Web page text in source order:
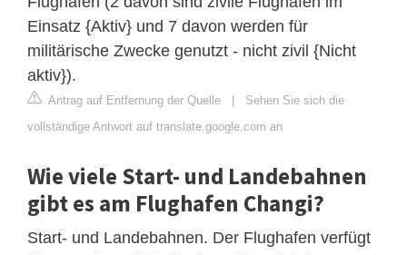
Einsatz {Aktiv} und 7 davon werden für
militärische Zwecke genutzt - nicht zivil {Nicht
aktiv}).
Antrag auf Entfernung der Quelle | Sehen Sie sich die
vollständige Antwort auf translate.google.com an
Wie viele Start- und Landebahnen
gibt es am Flughafen Changi?
Start- und Landebahnen. Der Flughafen verfügt